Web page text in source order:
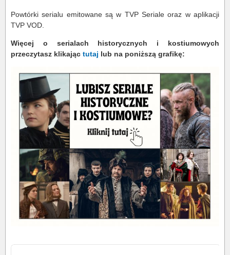
Powtórki serialu emitowane są w TVP Seriale oraz w aplikacji
TVP VOD.
Więcej o serialach historycznych i kostiumowych
przeczytasz klikając tutaj lub na poniższą grafikę: